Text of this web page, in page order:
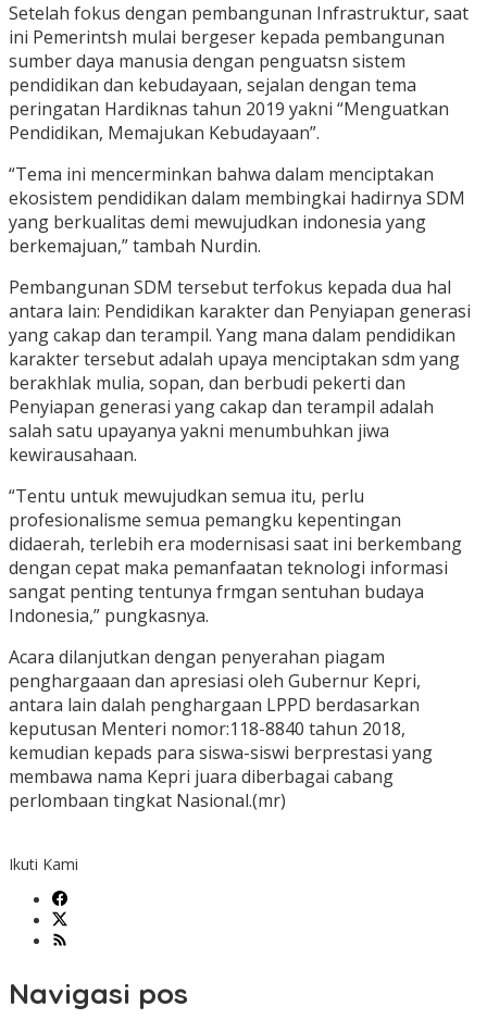
Setelah fokus dengan pembangunan Infrastruktur, saat
ini Pemerintsh mulai bergeser kepada pembangunan
sumber daya manusia dengan penguatsn sistem
pendidikan dan kebudayaan, sejalan dengan tema
peringatan Hardiknas tahun 2019 yakni “Menguatkan
Pendidikan, Memajukan Kebudayaan”.
“Tema ini mencerminkan bahwa dalam menciptakan
ekosistem pendidikan dalam membingkai hadirnya SDM
yang berkualitas demi mewujudkan indonesia yang
berkemajuan,” tambah Nurdin.
Pembangunan SDM tersebut terfokus kepada dua hal
antara lain: Pendidikan karakter dan Penyiapan generasi
yang cakap dan terampil. Yang mana dalam pendidikan
karakter tersebut adalah upaya menciptakan sdm yang
berakhlak mulia, sopan, dan berbudi pekerti dan
Penyiapan generasi yang cakap dan terampil adalah
salah satu upayanya yakni menumbuhkan jiwa
kewirausahaan.
“Tentu untuk mewujudkan semua itu, perlu
profesionalisme semua pemangku kepentingan
didaerah, terlebih era modernisasi saat ini berkembang
dengan cepat maka pemanfaatan teknologi informasi
sangat penting tentunya frmgan sentuhan budaya
Indonesia,” pungkasnya.
Acara dilanjutkan dengan penyerahan piagam
penghargaaan dan apresiasi oleh Gubernur Kepri,
antara lain dalah penghargaan LPPD berdasarkan
keputusan Menteri nomor:118-8840 tahun 2018,
kemudian kepads para siswa-siswi berprestasi yang
membawa nama Kepri juara diberbagai cabang
perlombaan tingkat Nasional.(mr)
Ikuti Kami
Navigasi pos